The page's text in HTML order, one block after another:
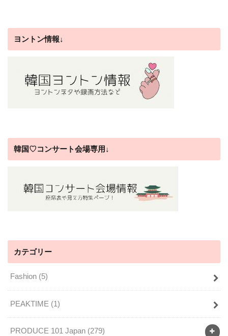
ヨントン情報↓
韓国♡コンサート会場専用↓
カテゴリー
Fashion (5)
PEAKTIME (1)
PRODUCE 101 Japan (279)